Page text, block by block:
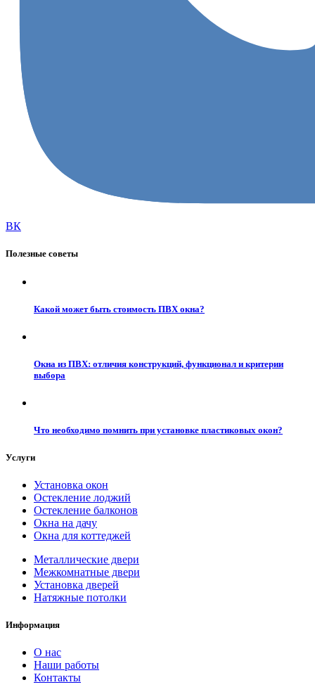
ВК
Полезные советы
Какой может быть стоимость ПВХ окна?
Окна из ПВХ: отличия конструкций, функционал и критерии
выбора
Что необходимо помнить при установке пластиковых окон?
Услуги
Установка окон
Остекление лоджий
Остекление балконов
Окна на дачу
Окна для коттеджей
Металлические двери
Межкомнатные двери
Установка дверей
Натяжные потолки
Информация
О нас
Наши работы
Контакты